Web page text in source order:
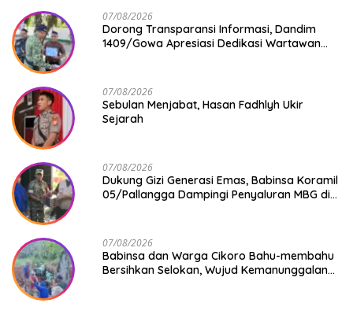
07/08/2026
Dorong Transparansi Informasi, Dandim
1409/Gowa Apresiasi Dedikasi Wartawan
07/08/2026
Sebulan Menjabat, Hasan Fadhlyh Ukir
Sejarah
07/08/2026
Dukung Gizi Generasi Emas, Babinsa Koramil
05/Pallangga Dampingi Penyaluran MBG di
07/08/2026
Babinsa dan Warga Cikoro Bahu-membahu
Bersihkan Selokan, Wujud Kemanunggalan